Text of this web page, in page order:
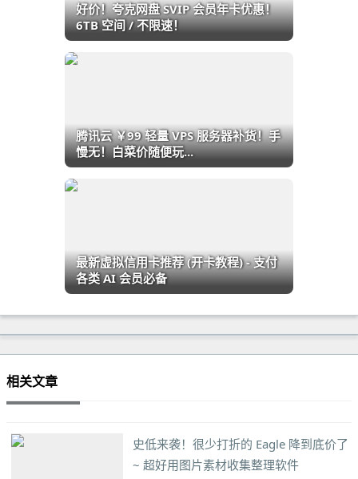
好价！夸克网盘 SVIP 会员年卡优惠！
6TB 空间 / 不限速！
腾讯云 ￥99 轻量 VPS 服务器补货！手
慢无！白菜价随便玩...
最新虚拟信用卡推荐 (开卡教程) - 支付
各类 AI 会员必备
相关文章
史低来袭！很少打折的 Eagle 降到底价了
~ 超好用图片素材收集整理软件